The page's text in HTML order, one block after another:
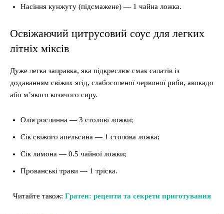
Насіння кунжуту (підсмажене) — 1 чайна ложка.
Освіжаючий цитрусовий соус для легких
літніх міксів
Дуже легка заправка, яка підкреслює смак салатів із
додаванням свіжих ягід, слабосоленої червоної риби, авокадо
або м’якого козячого сиру.
Олія рослинна — 3 столові ложки;
Сік свіжого апельсина — 1 столова ложка;
Сік лимона — 0.5 чайної ложки;
Прованські трави — 1 тріска.
Читайте також: Гратен: рецепти та секрети приготування